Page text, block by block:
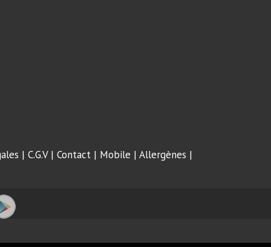
| C.G.V| Contact | Mobile | Allergènes |